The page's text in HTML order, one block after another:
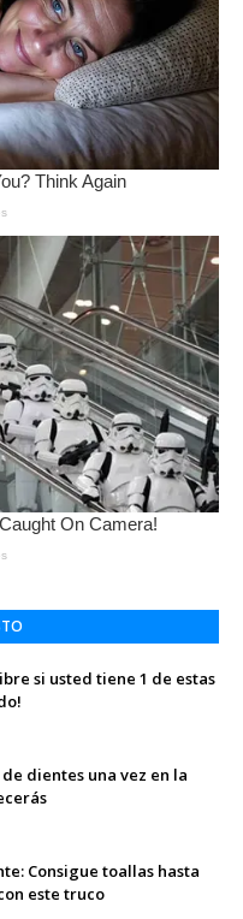
si usted tiene 1 de estas
dientes una vez en la
Consigue toallas hasta
este truco